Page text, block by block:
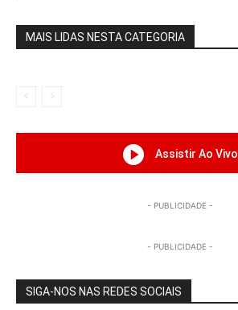
MAIS LIDAS NESTA CATEGORIA
Assistir Ao Vivo
- PUBLICIDADE -
- PUBLICIDADE -
SIGA-NOS NAS REDES SOCIAIS